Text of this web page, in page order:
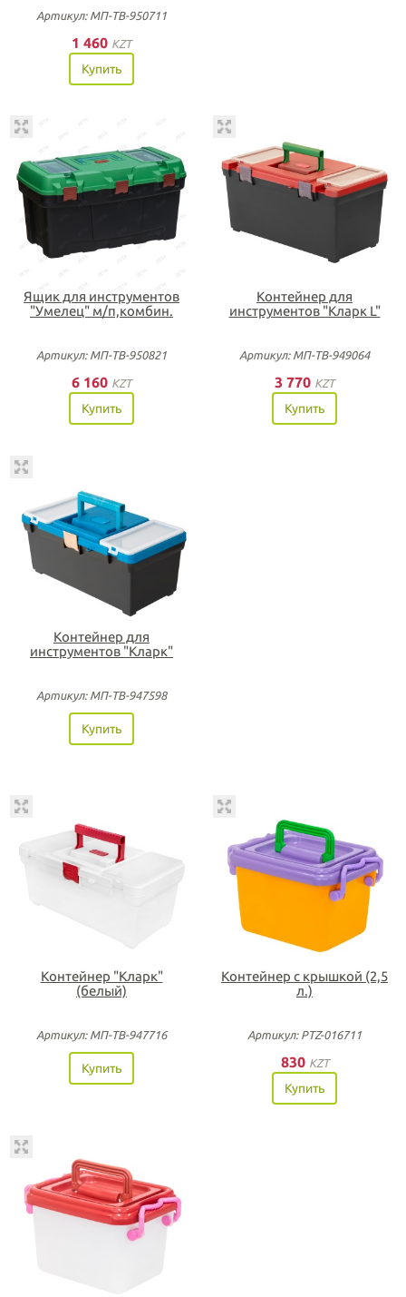
Артикул: МП-ТВ-950711
1 460 KZT
Купить
Ящик для инструментов
"Умелец" м/п,комбин.
Артикул: МП-ТВ-950821
6 160 KZT
Купить
Контейнер для
инструментов "Кларк L"
Артикул: МП-ТВ-949064
3 770 KZT
Купить
Контейнер для
инструментов "Кларк"
Артикул: МП-ТВ-947598
Купить
Контейнер "Кларк"
(белый)
Артикул: МП-ТВ-947716
Купить
Контейнер с крышкой (2,5
л.)
Артикул: PTZ-016711
830 KZT
Купить